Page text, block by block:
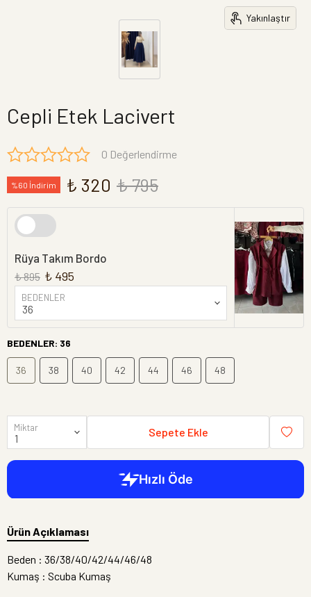
Yakınlaştır
Cepli Etek Lacivert
0 Değerlendirme
%60 İndirim ₺ 320 ₺ 795
Rüya Takım Bordo
₺ 895 ₺ 495
BEDENLER
BEDENLER: 36
36 38 40 42 44 46 48
Miktar Sepete Ekle
Ürün Açıklaması
Beden : 36/38/40/42/44/46/48
Kumaş : Scuba Kumaş